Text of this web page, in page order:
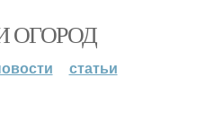
ОГОРОД
статьи